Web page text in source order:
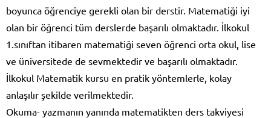
boyunca öğrenciye gerekli olan bir derstir. Matematiği iyi
olan bir öğrenci tüm derslerde başarılı olmaktadır. İlkokul
1.sınıftan itibaren matematiği seven öğrenci orta okul, lise
ve üniversitede de sevmektedir ve başarılı olmaktadır.
İlkokul Matematik kursu en pratik yöntemlerle, kolay
anlaşılır şekilde verilmektedir.
Okuma- yazmanın yanında matematikten ders takviyesi